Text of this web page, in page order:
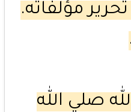
مؤلفاته.
صلي الله